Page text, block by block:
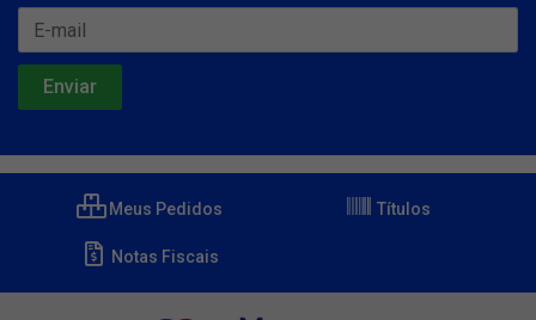
Meus Pedidos Títulos
Notas Fiscais